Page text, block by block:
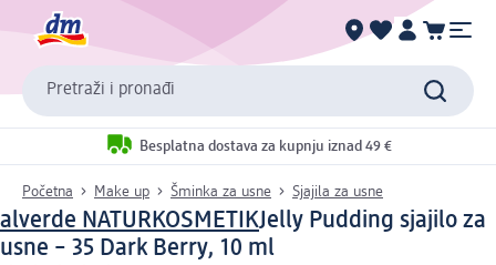
Pretraži i pronađi
Besplatna dostava za kupnju iznad 49 €
Početna Make up Šminka za usne Sjajila za usne
alverde NATURKOSMETIKJelly Pudding sjajilo za
usne – 35 Dark Berry, 10 ml